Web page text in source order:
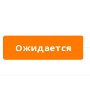
Ожидается